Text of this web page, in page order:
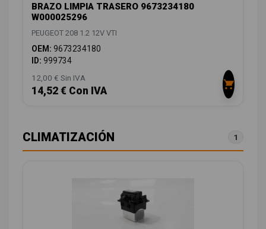
BRAZO LIMPIA TRASERO 9673234180
W000025296
PEUGEOT 208 1.2 12V VTI
OEM: 9673234180
ID: 999734
12,00 € Sin IVA
14,52 € Con IVA
CLIMATIZACIÓN 1